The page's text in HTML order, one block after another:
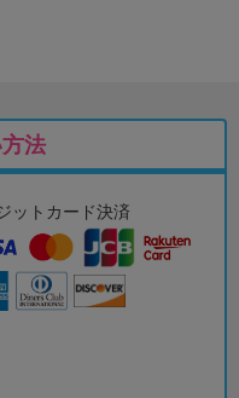
法
ットカード決済